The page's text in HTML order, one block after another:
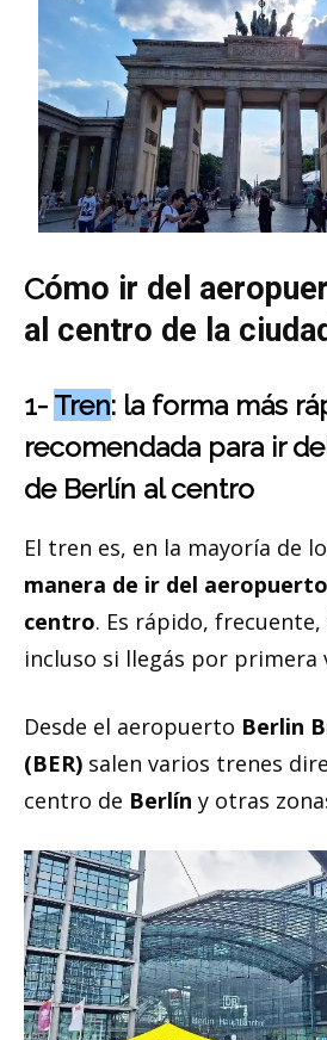
Cómo ir del
al centro de la
1- Tren: la forma más
recomendada para ir
de Berlín al centro
El tren es, en la mayoría de
manera de ir del
centro. Es rápido,
incluso si llegás por primera
Desde el aeropuerto Berlin
(BER) salen varios trenes
centro de Berlín y otras